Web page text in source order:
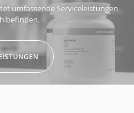
umfassende Serviceleistungen